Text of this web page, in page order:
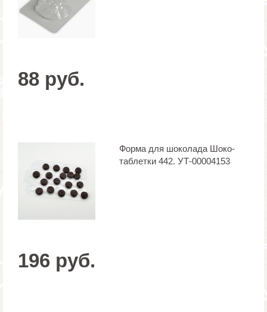
88 руб.
Форма для шоколада Шоко-
таблетки 442. УТ-00004153
196 руб.